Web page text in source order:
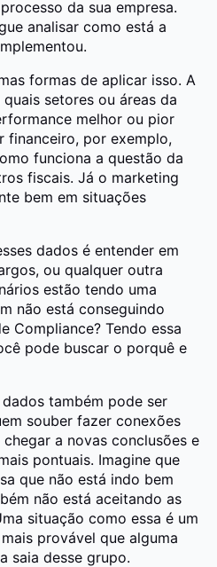
da sua empresa.
analisar como está a
formas de aplicar isso. A
setores ou áreas da
melhor ou pior
financeiro, por exemplo,
funciona a questão da
fiscais. Já o marketing
bem em situações
dados é entender em
ou qualquer outra
estão tendo uma
não está conseguindo
Compliance? Tendo essa
pode buscar o porquê e
também pode ser
souber fazer conexões
a novas conclusões e
pontuais. Imagine que
que não está indo bem
não está aceitando as
situação como essa é um
provável que alguma
saia desse grupo.